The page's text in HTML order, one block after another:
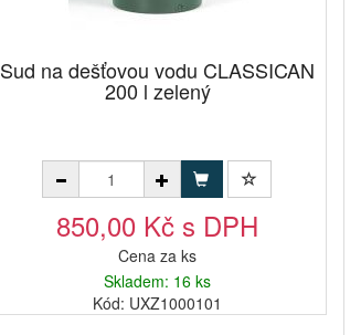
Sud na dešťovou vodu CLASSICAN
200 l zelený
850,00 Kč s DPH
Cena za ks
Skladem: 16 ks
Kód: UXZ1000101